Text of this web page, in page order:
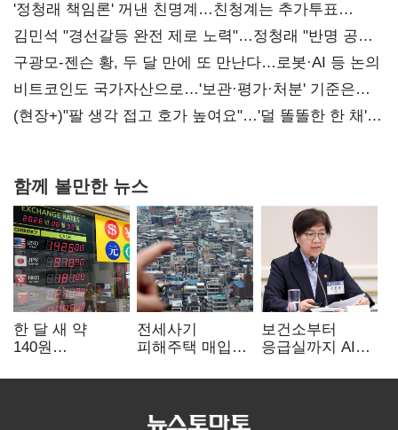
'정청래 책임론' 꺼낸 친명계…친청계는 추가투표
때리기
김민석 "경선갈등 완전 제로 노력"…정청래 "반명 공세
사과부터"
구광모-젠슨 황, 두 달 만에 또 만난다…로봇·AI 등 논의
비트코인도 국가자산으로…'보관·평가·처분' 기준은
숙제
(현장+)"팔 생각 접고 호가 높여요"…'덜 똘똘한 한 채'
함께 볼만한 뉴스
한 달 새 약
140원
엔저'에 원화
전세사기
피해주택 매입
누적 피해자
보건소부터
응급실까지 AI
혁신 본격화